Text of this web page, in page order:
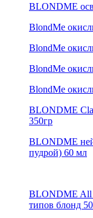
BLONDME
BlondMe
BlondMe
BlondMe
BlondMe
BLONDME
350гр
BLONDME
пудрой) 60 мл
BLONDME All
типов блонд